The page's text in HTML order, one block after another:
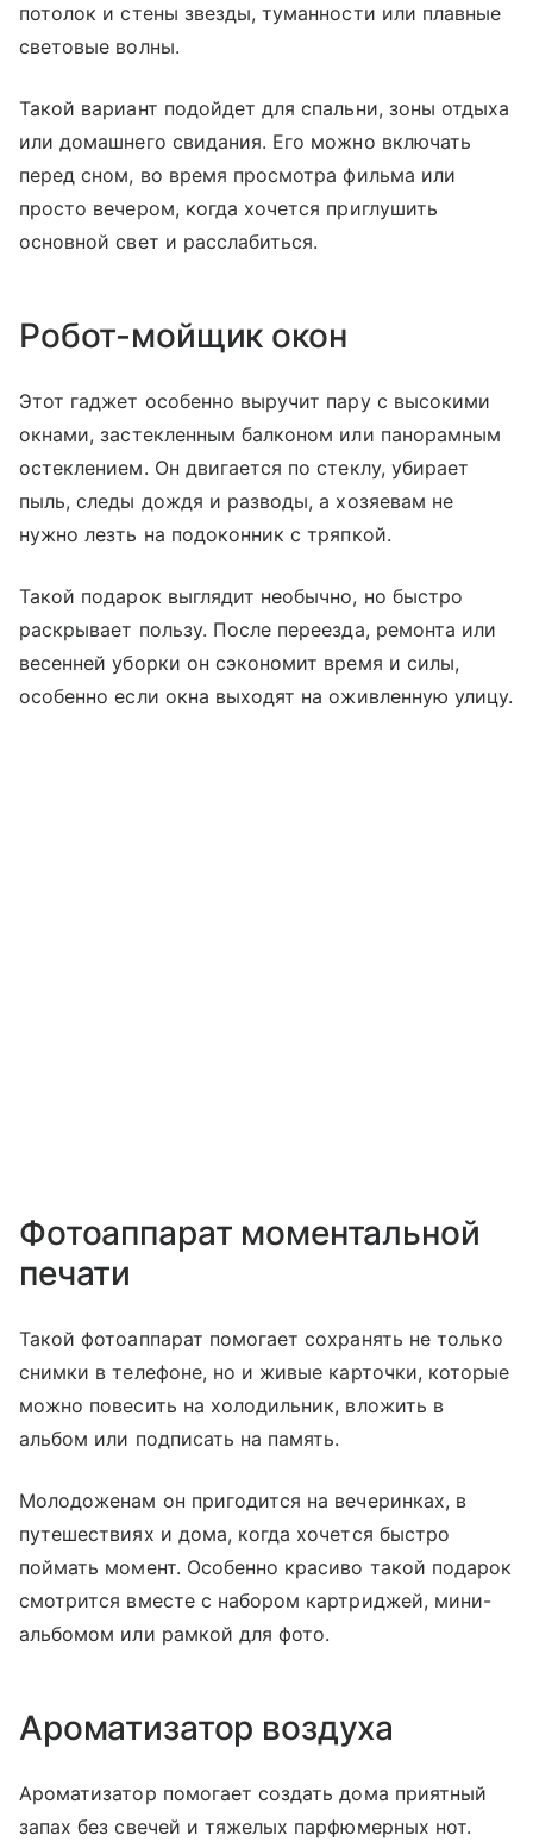
потолок и стены звезды, туманности или плавные
световые волны.
Такой вариант подойдет для спальни, зоны отдыха
или домашнего свидания. Его можно включать
перед сном, во время просмотра фильма или
просто вечером, когда хочется приглушить
основной свет и расслабиться.
Робот-мойщик окон
Этот гаджет особенно выручит пару с высокими
окнами, застекленным балконом или панорамным
остеклением. Он двигается по стеклу, убирает
пыль, следы дождя и разводы, а хозяевам не
нужно лезть на подоконник с тряпкой.
Такой подарок выглядит необычно, но быстро
раскрывает пользу. После переезда, ремонта или
весенней уборки он сэкономит время и силы,
особенно если окна выходят на оживленную улицу.
Фотоаппарат моментальной
печати
Такой фотоаппарат помогает сохранять не только
снимки в телефоне, но и живые карточки, которые
можно повесить на холодильник, вложить в
альбом или подписать на память.
Молодоженам он пригодится на вечеринках, в
путешествиях и дома, когда хочется быстро
поймать момент. Особенно красиво такой подарок
смотрится вместе с набором картриджей, мини-
альбомом или рамкой для фото.
Ароматизатор воздуха
Ароматизатор помогает создать дома приятный
запах без свечей и тяжелых парфюмерных нот.